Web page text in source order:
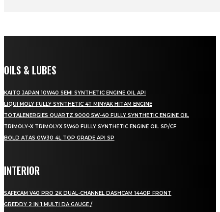
OILS & LUBES
KAITO JAPAN 10W40 SEMI SYNTHETIC ENGINE OIL API
LIQUI MOLY FULLY SYNTHETIC 4T MINYAK HITAM ENGINE
TOTALENERGIES QUARTZ 9000 5W-40 FULLY SYNTHETIC ENGINE OIL
TRIMOLY-X TRIMOLYX 5W40 FULLY SYNTHETIC ENGINE OIL SP/CF
BOLD ATAS 0W30 4L TOP GRADE API SP
INTERIOR
SAFECAM V40 PRO 2K DUAL-CHANNEL DASHCAM 1440P FRONT
GREDDY 2 IN 1 MULTI DA GAUGE /